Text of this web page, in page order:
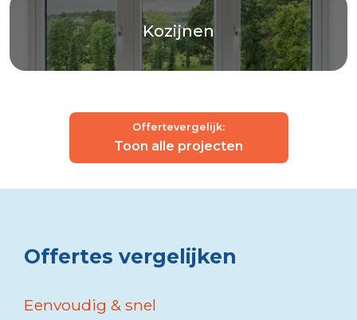
Kozijnen
Offertevergelijk:
Toon alle projecten
Offertes vergelijken
Eenvoudig & snel